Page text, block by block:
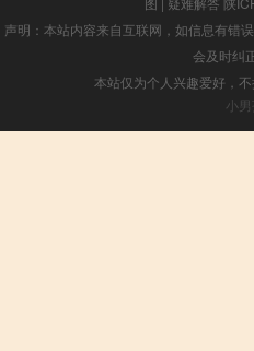
声明：本站内容来自互联网，如信息有错
会及时纠
本站仅为个人兴趣爱好，
小男